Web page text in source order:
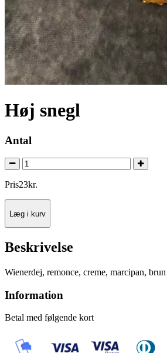
Høj snegl
Antal
Pris23kr.
Læg i kurv
Beskrivelse
Wienerdej, remonce, creme, marcipan,
Information
Betal med følgende kort